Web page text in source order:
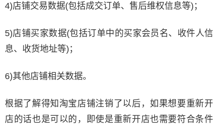
4)店铺交易数据(包括成交订单、售后维权信息等)；
5)店铺买家数据(包括订单中的买家会员名、收件人信
息、收货地址等)；
6)其他店铺相关数据。
根据了解得知淘宝店铺注销了以后，如果想要重新开
店的话也是可以的，即使是重新开店也需要符合条件